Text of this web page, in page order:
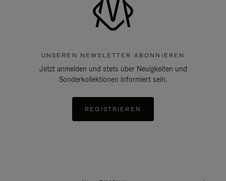
UNSEREN NEWSLETTER ABONNIEREN
Jetzt anmelden und stets über Neuigkeiten und
Sonderkollektionen informiert sein.
REGISTRIEREN